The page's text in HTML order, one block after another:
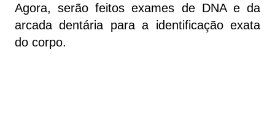
Agora, serão feitos exames de DNA e da
arcada dentária para a identificação exata
do corpo.